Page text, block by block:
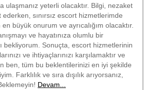
ulaşmanız yeterli olacaktır. Bilgi, nezaket
sınırsız escort hizmetlerimde
büyük onurum ve ayrıcalığım olacaktır.
ve hayatınıza olumlu bir
bekliyorum. Sonuçta, escort hizmetlerinin
ve ihtiyaçlarınızı karşılamaktır ve
ben, tüm bu beklentilerinizi en iyi şekilde
Farklılık ve sıra dışılık arıyorsanız,
Devam...